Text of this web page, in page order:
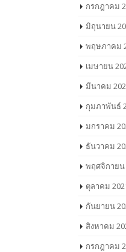
กรกฎาคม
มิถุนายน
พฤษภาคม
เมษายน
มีนาคม
กุมภาพันธ์
มกราคม
ธันวาคม
พฤศจิกายน
ตุลาคม
กันยายน
สิงหาคม
กรกฎาคม